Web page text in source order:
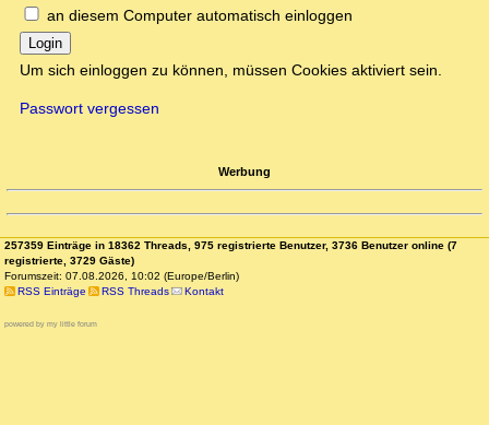
an diesem Computer automatisch einloggen
Login
Um sich einloggen zu können, müssen Cookies aktiviert sein.
Passwort vergessen
Werbung
257359 Einträge in 18362 Threads, 975 registrierte Benutzer, 3736 Benutzer online (7
registrierte, 3729 Gäste)
Forumszeit: 07.08.2026, 10:02 (Europe/Berlin)
RSS Einträge
RSS Threads Kontakt
powered by my little forum